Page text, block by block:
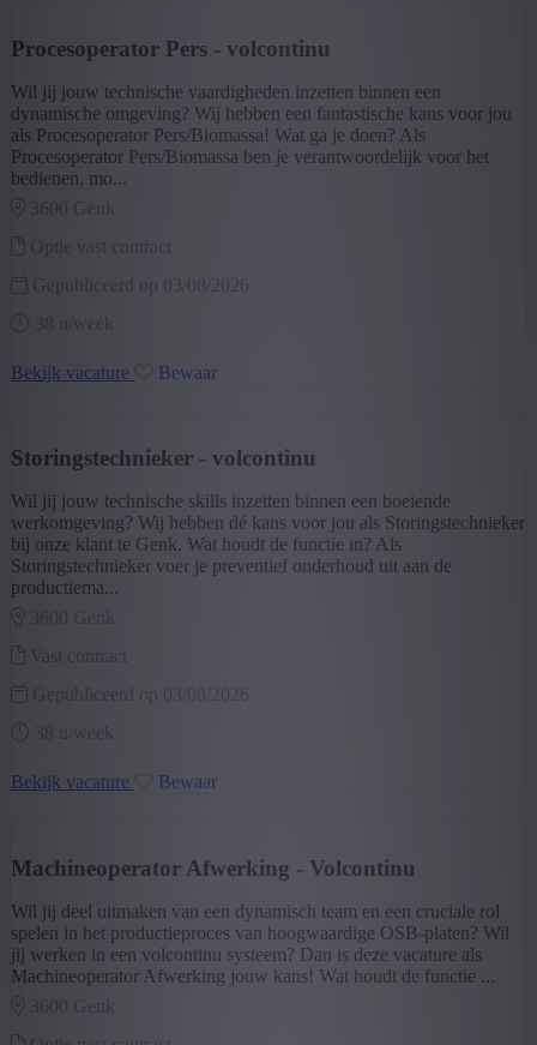
Segment
Techniek (4)
Industry(1)
+ Toon meer
- Toon minder
Provincie
Opleiding
Beroepsonderwijs(3)
Bachelor
+ Toon meer
- Toon minder
Type contract
Vast contract na interimperiode(4)
Vast contract
+ Toon meer
Optie vast contract
+ Toon meer
Procesoperator Pers - volcontinu
Wil jij jouw technische vaardigheden inzetten binnen een
dynamische omgeving? Wij hebben een fantastische kans voor jou
als Procesoperator Pers/Biomassa! Wat ga je doen? Als
Procesoperator Pers/Biomassa ben je verantwoordelijk voor het
bedienen, mo...
3600 genk
Optie vast contract
Gepubliceerd op 03/08/2026
38 u/week
Bekijk vacature Bewaar
Storingstechnieker - volcontinu
Wil jij jouw technische skills inzetten binnen een boeiende
werkomgeving? Wij hebben dé kans voor jou als Storingstechnieker
bij onze klant te Genk. Wat houdt de functie in? Als
Storingstechnieker voer je preventief onderhoud uit aan de
productiema...
3600 genk
Vast contract
Gepubliceerd op 03/08/2026
Bekijk vacature Bewaar
Machineoperator Afwerking - Volcontinu
Wil jij deel uitmaken van een dynamisch team en een cruciale rol
spelen in het productieproces van hoogwaardige OSB-platen? Wil
jij werken in een volcontinu systeem? Dan is deze vacature als
Machineoperator Afwerking jouw kans! Wat houdt de functie ...
3600 genk